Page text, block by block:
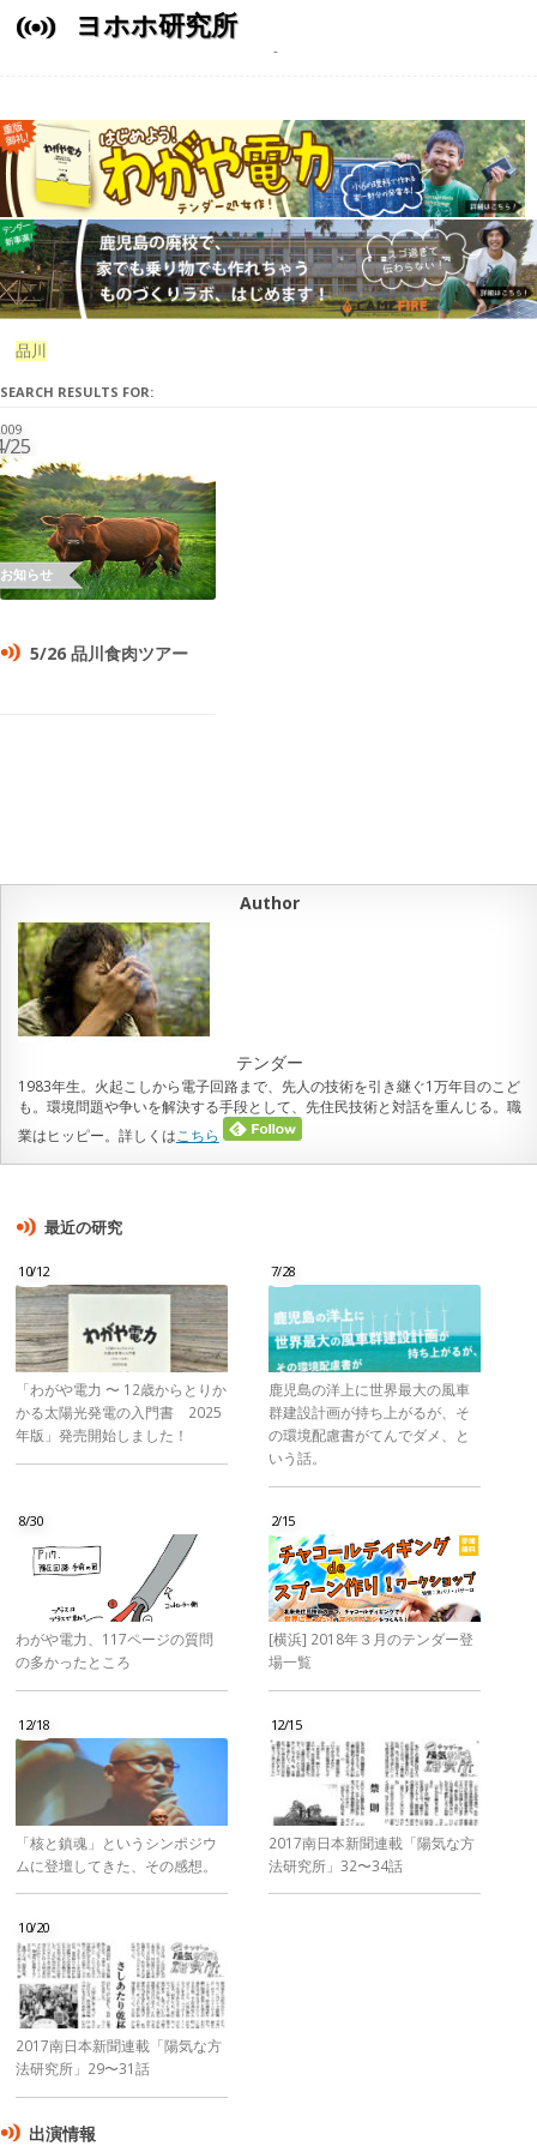
ヨホホ研究所
品川
SEARCH RESULTS FOR:
25
5/26 品川食肉ツアー
Author
テンダー
1983年生。火起こしから電子回路まで、先人の技術を引き継ぐ1万年目のこど
も。環境問題や争いを解決する手段として、先住民技術と対話を重んじる。職
業はヒッピー。詳しくは こちら
最近の研究
10/12
「わがや電力 〜 12歳からとりか
かる太陽光発電の入門書 2025
年版」発売開始しました！
7/28
鹿児島の洋上に世界最大の風車
群建設計画が持ち上がるが、そ
の環境配慮書がてんでダメ、と
いう話。
8/30
わがや電力、117ページの質問
の多かったところ
2/15
[横浜] 2018年３月のテンダー登
場一覧
12/18
「核と鎮魂」というシンポジウ
ムに登壇してきた、その感想。
12/15
2017南日本新聞連載「陽気な方
法研究所」32〜34話
10/20
2017南日本新聞連載「陽気な方
法研究所」29〜31話
出演情報